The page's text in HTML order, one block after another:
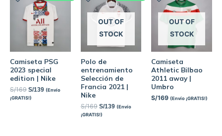
Camiseta PSG
2023 special
edition | Nike
S/169 S/139 (Envío
¡GRATIS!)
OUT OF
STOCK
Polo de
entrenamiento
Selección de
Francia 2021 |
Nike
S/169 S/139 (Envío
¡GRATIS!)
OUT OF
STOCK
Camiseta
Athletic Bilbao
2011 away |
Umbro
S/169 (Envío ¡GRATIS!)